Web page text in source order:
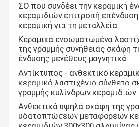
ΣΟ που συνδέει την κεραμική
κεραμιδιών επιτροπή
κεραμική για τη μεταλλεία
Κεραμικά ενσωματωμένα
της γραμμής συνήθειας σκάφη
ένδυσης μεγέθους μαγνητικά
Αντίκτυπος - ανθεκτικό
κεραμικό λαστιχένιο σύνθετο
γραμμής κυλίνδρων κεραμιδιών
Ανθεκτικά υψηλά σκάφη της
υδατοπτώσεων μεταφορέων